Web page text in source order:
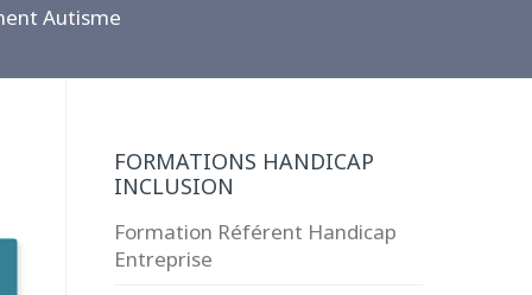
Autisme
FORMATIONS HANDICAP
INCLUSION
Formation Référent Handicap
Entreprise